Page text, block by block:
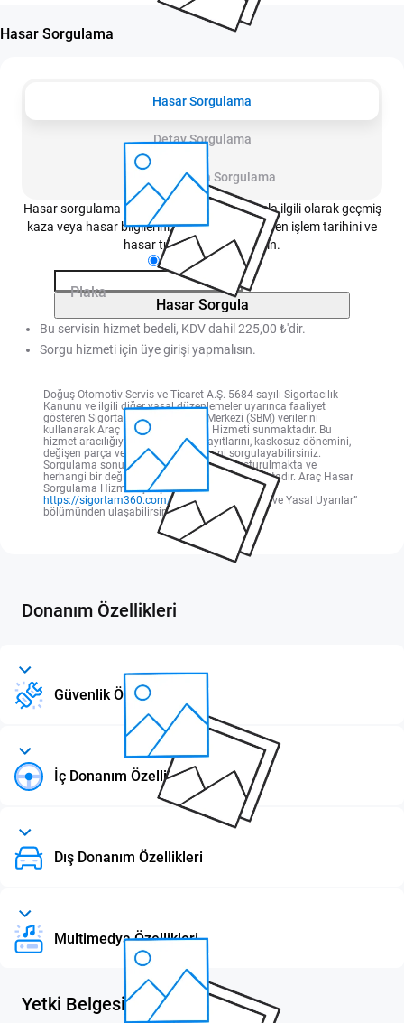
Hasar Sorgulama
Hasar Sorgulama
Detay Sorgulama
Değişen Parça Sorgulama
Hasar sorgulama hizmeti sayesinde bir araçla ilgili olarak geçmiş
kaza veya hasar bilgilerini, bu bilgilere istinaden işlem tarihini ve
hasar tutarını öğrenebilirsin.
Plaka
Şasi No
Plaka
Hasar Sorgula
Bu servisin hizmet bedeli, KDV dahil 225,00 ₺'dir.
Sorgu hizmeti için üye girişi yapmalısın.
Doğuş Otomotiv Servis ve Ticaret A.Ş. 5684 sayılı Sigortacılık
Kanunu ve ilgili diğer yasal düzenlemeler uyarınca faaliyet
gösteren Sigorta Bilgi ve Gözetim Merkezi (SBM) verilerini
kullanarak Araç Hasar Sorgulama Hizmeti sunmaktadır. Bu
hizmet aracılığıyla; aracın hasar kayıtlarını, kaskosuz dönemini,
değişen parça ve araç detay bilgilerini sorgulayabilirsiniz.
Sorgulama sonuçları, SBM tarafından oluşturulmakta ve
herhangi bir değişiklik yapılmaksızın sunulmaktadır. Araç Hasar
Sorgulama Hizmeti çalışma esaslarına
https://sigortam360.com/web sitesi “Güvenlik ve Yasal Uyarılar”
bölümünden ulaşabilirsiniz.
Donanım Özellikleri
Güvenlik Özellikleri
İç Donanım Özellikleri
Dış Donanım Özellikleri
Multimedya Özellikleri
Yetki Belgesi